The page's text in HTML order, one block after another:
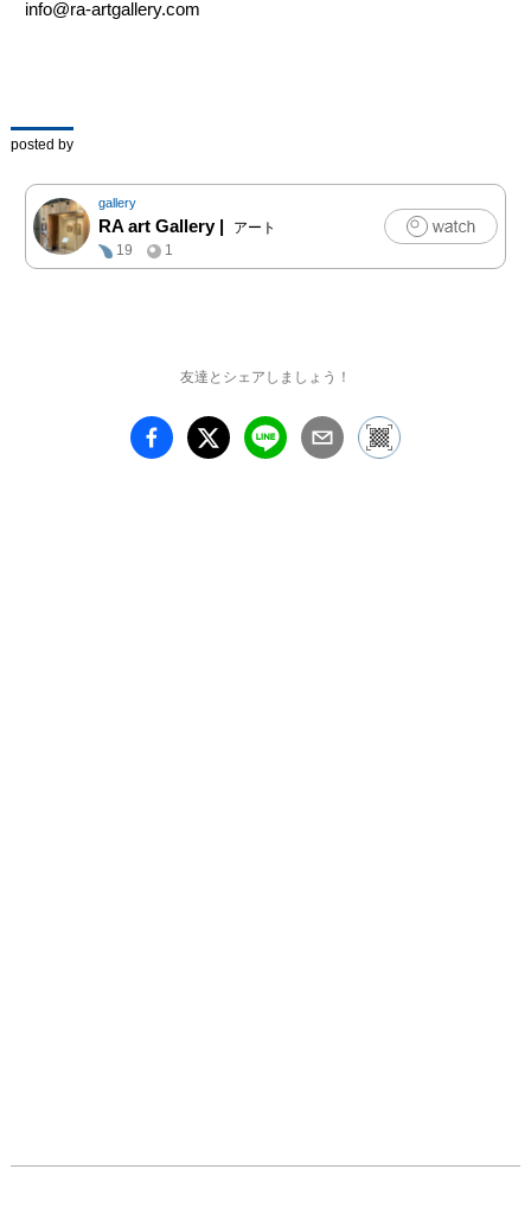
す。
昨年から始めた油絵をよ
りはっきりと自分のアー
トに落とし込み、光が当
たり世の中に拡がるよう
にという願いが込められ
info@ra-artgallery.com
posted by
gallery
RA art Gallery|
アート
19
1
友達とシェアしましょう！